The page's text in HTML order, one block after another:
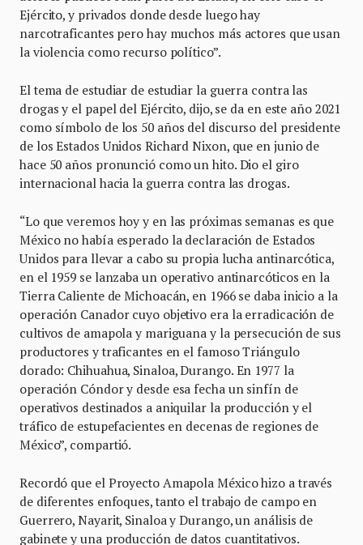
Ejército, y privados donde desde luego hay
narcotraficantes pero hay muchos más actores que usan
la violencia como recurso político”.
El tema de estudiar de estudiar la guerra contra las
drogas y el papel del Ejército, dijo, se da en este año 2021
como símbolo de los 50 años del discurso del presidente
de los Estados Unidos Richard Nixon, que en junio de
hace 50 años pronunció como un hito. Dio el giro
internacional hacia la guerra contra las drogas.
“Lo que veremos hoy y en las próximas semanas es que
México no había esperado la declaración de Estados
Unidos para llevar a cabo su propia lucha antinarcótica,
en el 1959 se lanzaba un operativo antinarcóticos en la
Tierra Caliente de Michoacán, en 1966 se daba inicio a la
operación Canador cuyo objetivo era la erradicación de
cultivos de amapola y mariguana y la persecución de sus
productores y traficantes en el famoso Triángulo
dorado: Chihuahua, Sinaloa, Durango. En 1977 la
operación Cóndor y desde esa fecha un sinfín de
operativos destinados a aniquilar la producción y el
tráfico de estupefacientes en decenas de regiones de
México”, compartió.
Recordó que el Proyecto Amapola México hizo a través
de diferentes enfoques, tanto el trabajo de campo en
Guerrero, Nayarit, Sinaloa y Durango, un análisis de
gabinete y una producción de datos cuantitativos.